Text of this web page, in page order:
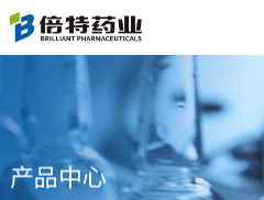
产品中心